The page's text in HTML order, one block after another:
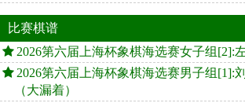
比赛棋谱
2026第六届上海杯象棋海选赛女子组[2]:
2026第六届上海杯象棋海选赛男子组[1]:
（大漏着）